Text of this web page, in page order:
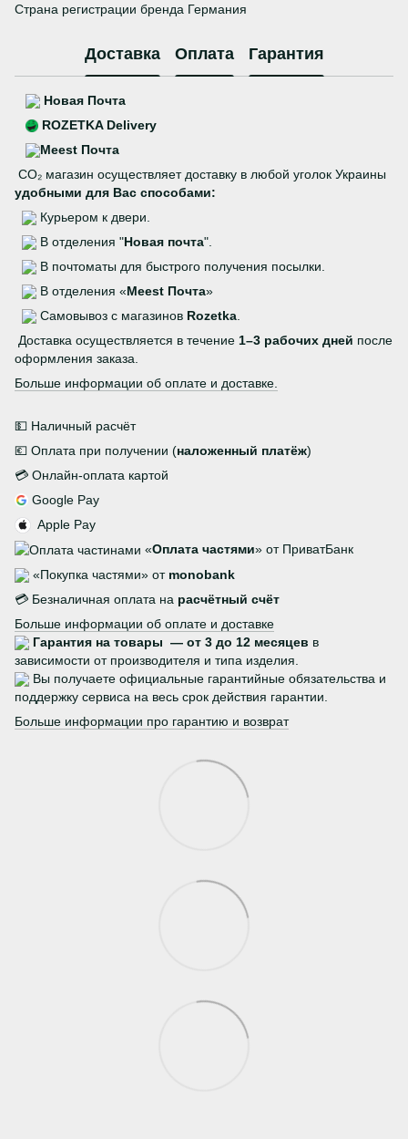
Страна регистрации бренда Германия
Доставка Оплата Гарантия
Новая Почта
ROZETKA Delivery
Meest Почта
CO₂ магазин осуществляет доставку в любой уголок Украины
удобными для Вас способами:
Курьером к двери.
В отделения "Новая почта".
В почтоматы для быстрого получения посылки.
В отделения «Meest Почта»
Самовывоз с магазинов Rozetka
Доставка осуществляется в течение 1–3 рабочих дней после
оформления заказа.
Больше информации об оплате и доставке.
💵 Наличный расчёт
💶 Оплата при получении (наложенный платёж)
💳 Онлайн-оплата картой
Google Pay
Apple Pay
«Оплата частями» от ПриватБанк
«Покупка частями» от monobank
💳 Безналичная оплата на расчётный счёт
Больше информации об оплате и доставке
Гарантия на товары — от 3 до 12 месяцев в
зависимости от производителя и типа изделия.
Вы получаете официальные гарантийные обязательства и
поддержку сервиса на весь срок действия гарантии.
Больше информации про гарантию и возврат